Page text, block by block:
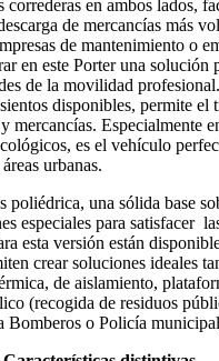
correderas en ambos lados,
de mercancías más
de mantenimiento o
en este Porter una solución
de la movilidad
disponibles, permite el
mercancías. Especialmente
es el vehículo
urbanas.
poliédrica, una sólida base
especiales para satisfacer
esta versión están
crear soluciones ideales
de aislamiento,
(recogida de residuos
Bomberos o Policía